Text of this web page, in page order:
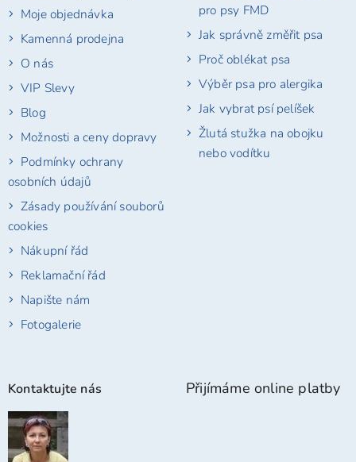
Moje objednávka
Kamenná prodejna
O nás
VIP Slevy
Blog
Možnosti a ceny dopravy
Podmínky ochrany
osobních údajů
Zásady používání souborů
cookies
Nákupní řád
Reklamační řád
Napište nám
Fotogalerie
pro psy FMD
Jak správně změřit psa
Proč oblékat psa
Výběr psa pro alergika
Jak vybrat psí pelíšek
Žlutá stužka na obojku
nebo vodítku
Kontaktujte nás Přijímáme online platby